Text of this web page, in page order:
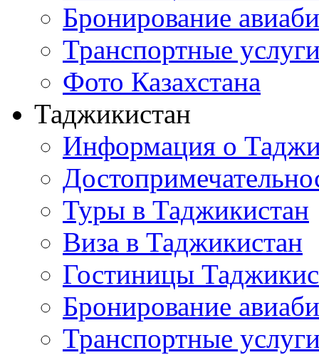
Бронирование
Транспортные
Фото Казахстана
Таджикистан
Информация о
Туры в Таджикистан
Виза в Таджикистан
Гостиницы
Бронирование
Транспортные